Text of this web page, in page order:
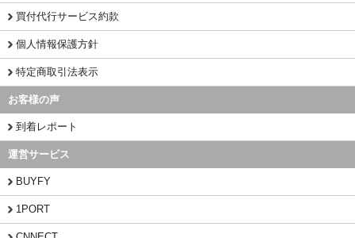
買付代行サービス約款
個人情報保護方針
特定商取引法表示
お客様の声
到着レポート
運営サービス
BUYFY
1PORT